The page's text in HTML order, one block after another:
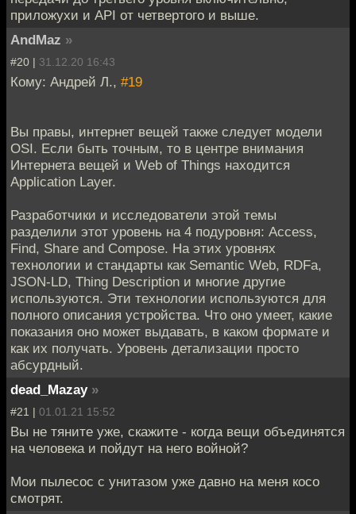
приложухи и API от четвертого и выше.
AndMaz »
#20 | 31.12.20 16:43
Кому: Андрей Л., #19
Вы правы, интернет вещей также следует модели
OSI. Если быть точным, то в центре внимания
Интернета вещей и Web of Things находится
Application Layer.
Разработчики и исследователи этой темы
разделили этот уровень на 4 подуровня: Access,
Find, Share and Compose. На этих уровнях
технологии и стандарты как Semantic Web, RDFa,
JSON-LD, Thing Description и многие другие
используются. Эти технологии используются для
полного описания устройства. Что оно умеет, какие
показания оно может выдавать, в каком формате и
как их получать. Уровень детализации просто
абсурдный.
dead_Mazay »
#21 | 01.01.21 15:52
Вы не тяните уже, скажите - когда вещи объединятся
на человека и пойдут на него войной?
Мои пылесос с унитазом уже давно на меня косо
смотрят.